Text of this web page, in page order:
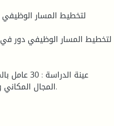
لتخطيط المسار
لتخطيط المسار الوظيفي دور
عينة